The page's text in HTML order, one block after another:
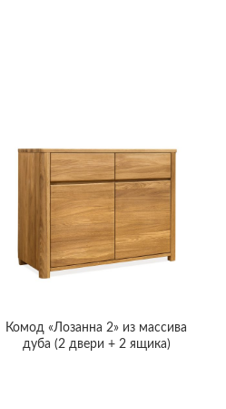
Комод «Лозанна 2» из массива
дуба (2 двери + 2 ящика)